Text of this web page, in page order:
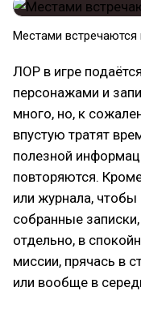
Местами встречаются
ЛОР в игре
персонажами и
много, но, к
впустую тратят
полезной
повторяются.
или журнала,
собранные
отдельно, в
миссии, прячась в
или вообще в